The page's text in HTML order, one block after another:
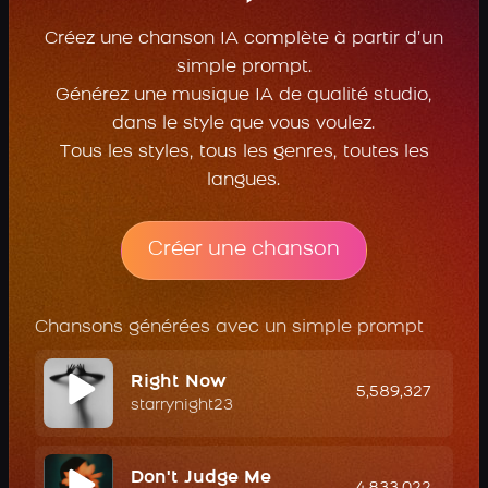
Créez une chanson IA complète à partir d’un
simple prompt.
Générez une musique IA de qualité studio,
dans le style que vous voulez.
Tous les styles, tous les genres, toutes les
langues.
Créer une chanson
Chansons générées avec un simple prompt
Right Now
starrynight23
5,589,327
Don't Judge Me